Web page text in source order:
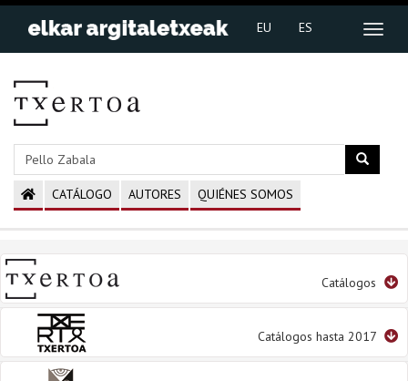
EU ES
CATÁLOGO AUTORES QUIÉNES SOMOS
Catálogos
Catálogos hasta 2017